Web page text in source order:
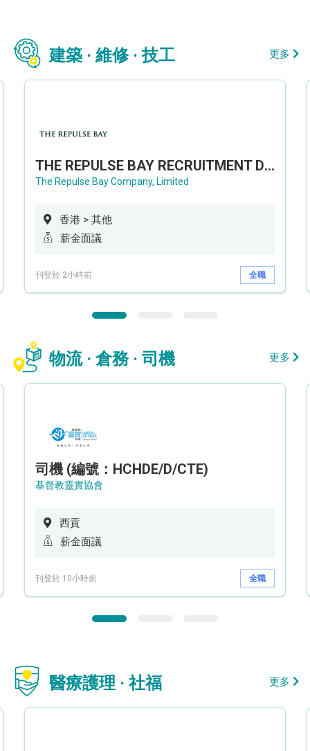
建築 · 維修 · 技工 更多
THE REPULSE BAY RECRUITMENT DAY 淺水灣影灣園人才招聘會
The Repulse Bay Company, Limited
香港 > 其他
薪金面議
刊登於 2小時前 全職
物流 · 倉務 · 司機 更多
司機 (編號：HCHDE/D/CTE)
基督教靈實協會
西貢
薪金面議
刊登於 10小時前 全職
醫療護理 · 社福 更多